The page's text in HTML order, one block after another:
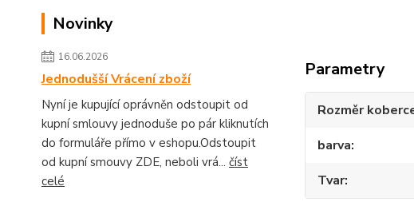
Novinky
16.06.2026
Jednodušší Vrácení zboží
Nyní je kupující oprávněn odstoupit od
kupní smlouvy jednoduše po pár kliknutích
do formuláře přímo v eshopu.Odstoupit
od kupní smouvy ZDE, neboli vrá... číst
celé
Parametry
Rozměr
barva
Tvar